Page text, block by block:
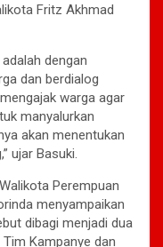
Fritz Akhmad
dengan
dan berdialog
warga agar
manyalurkan
akan menentukan
ujar Basuki.
Perempuan
menyampaikan
dibagi menjadi dua
Kampanye dan